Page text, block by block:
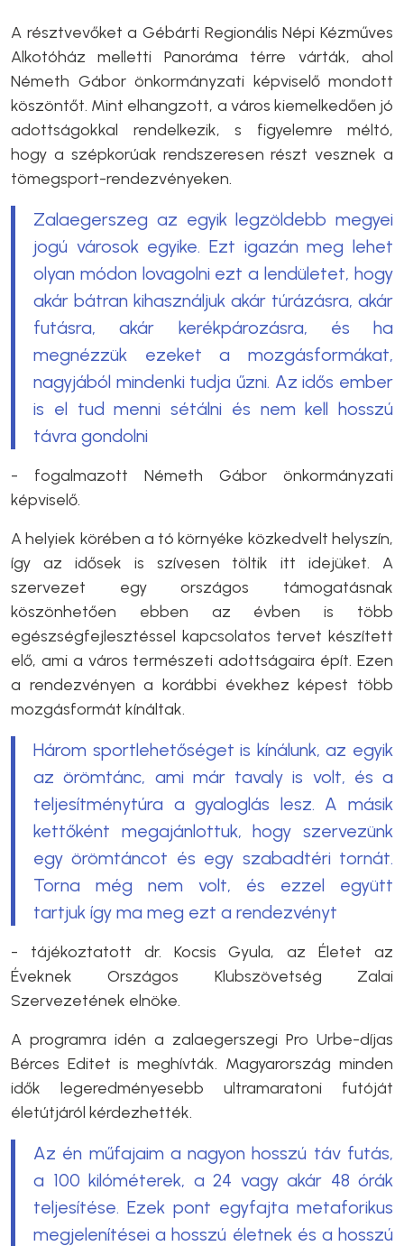
A résztvevőket a Gébárti Regionális Népi Kézműves
Alkotóház melletti Panoráma térre várták, ahol
Németh Gábor önkormányzati képviselő mondott
köszöntőt. Mint elhangzott, a város kiemelkedően jó
adottságokkal rendelkezik, s figyelemre méltó,
hogy a szépkorúak rendszeresen részt vesznek a
tömegsport-rendezvényeken.
Zalaegerszeg az egyik legzöldebb megyei
jogú városok egyike. Ezt igazán meg lehet
olyan módon lovagolni ezt a lendületet, hogy
akár bátran kihasználjuk akár túrázásra, akár
futásra, akár kerékpározásra, és ha
megnézzük ezeket a mozgásformákat,
nagyjából mindenki tudja űzni. Az idős ember
is el tud menni sétálni és nem kell hosszú
távra gondolni
- fogalmazott Németh Gábor önkormányzati
képviselő.
A helyiek körében a tó környéke közkedvelt helyszín,
így az idősek is szívesen töltik itt idejüket. A
szervezet egy országos támogatásnak
köszönhetően ebben az évben is több
egészségfejlesztéssel kapcsolatos tervet készített
elő, ami a város természeti adottságaira épít. Ezen
a rendezvényen a korábbi évekhez képest több
mozgásformát kínáltak.
Három sportlehetőséget is kínálunk, az egyik
az örömtánc, ami már tavaly is volt, és a
teljesítménytúra a gyaloglás lesz. A másik
kettőként megajánlottuk, hogy szervezünk
egy örömtáncot és egy szabadtéri tornát.
Torna még nem volt, és ezzel együtt
tartjuk így ma meg ezt a rendezvényt
- tájékoztatott dr. Kocsis Gyula, az Életet az
Éveknek Országos Klubszövetség Zalai
Szervezetének elnöke.
A programra idén a zalaegerszegi Pro Urbe-díjas
Bérces Editet is meghívták. Magyarország minden
idők legeredményesebb ultramaratoni futóját
életútjáról kérdezhették.
Az én műfajaim a nagyon hosszú táv futás,
a 100 kilóméterek, a 24 vagy akár 48 órák
teljesítése. Ezek pont egyfajta metaforikus
megjelenítései a hosszú életnek és a hosszú